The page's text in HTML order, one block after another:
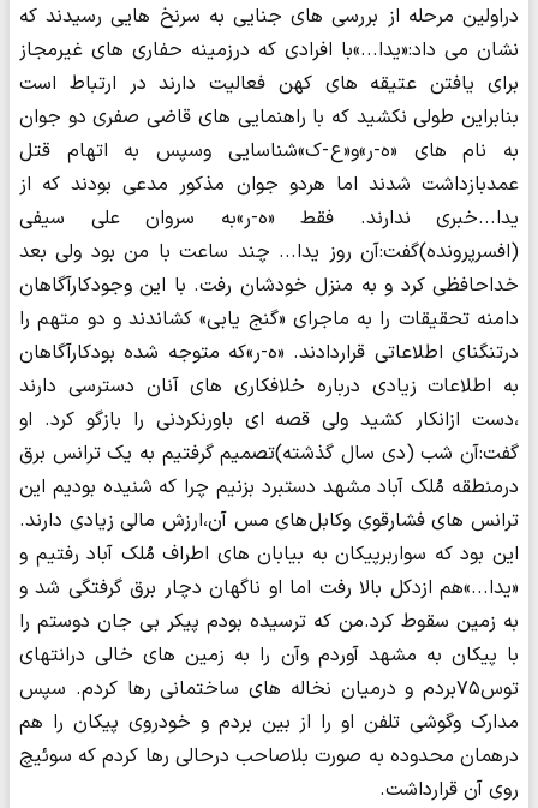
دراولین مرحله از بررسی های جنایی به سرنخ هایی رسیدند که
نشان می داد:«یدا...»با افرادی که درزمینه حفاری های غیرمجاز
برای یافتن عتیقه های کهن فعالیت دارند در ارتباط است
بنابراین طولی نکشید که با راهنمایی های قاضی صفری دو جوان
به نام های «ه-ر»و«ع -ک»شناسایی وسپس به اتهام قتل
عمدبازداشت شدند اما هردو جوان مذکور مدعی بودند که از
یدا...خبری ندارند. فقط «ه-ر»به سروان علی سیفی
(افسرپرونده)گفت:آن روز یدا... چند ساعت با من بود ولی بعد
خداحافظی کرد و به منزل خودشان رفت. با این وجودکارآگاهان
دامنه تحقیقات را به ماجرای «گنج یابی» کشاندند و دو متهم را
درتنگنای اطلاعاتی قراردادند. «ه-ر»که متوجه شده بودکارآگاهان
به اطلاعات زیادی درباره خلافکاری های آنان دسترسی دارند
،دست ازانکار کشید ولی قصه ای باورنکردنی را بازگو کرد. او
گفت:آن شب (دی سال گذشته)تصمیم گرفتیم به یک ترانس برق
درمنطقه مُلک آباد مشهد دستبرد بزنیم چرا که شنیده بودیم این
ترانس های فشارقوی وکابل های مس آن،ارزش مالی زیادی دارند.
این بود که سواربرپیکان به بیابان های اطراف مُلک آباد رفتیم و
«یدا...»هم ازدکل بالا رفت اما او ناگهان دچار برق گرفتگی شد و
به زمین سقوط کرد.من که ترسیده بودم پیکر بی جان دوستم را
با پیکان به مشهد آوردم وآن را به زمین های خالی درانتهای
توس۷۵بردم و درمیان نخاله های ساختمانی رها کردم. سپس
مدارک وگوشی تلفن او را از بین بردم و خودروی پیکان را هم
درهمان محدوده به صورت بلاصاحب درحالی رها کردم که سوئیچ
روی آن قرارداشت.